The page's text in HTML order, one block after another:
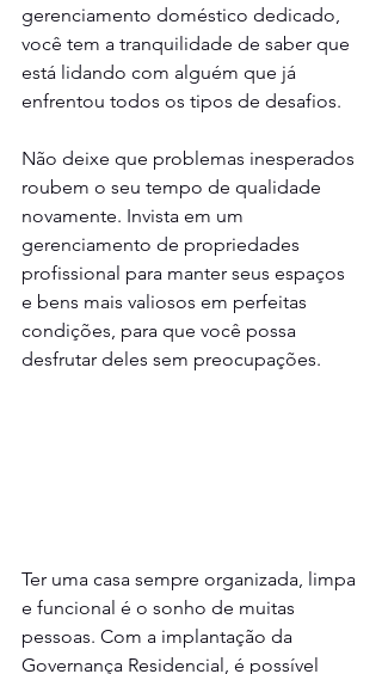
gerenciamento doméstico dedicado,
você tem a tranquilidade de saber que
está lidando com alguém que já
enfrentou todos os tipos de desafios.
Não deixe que problemas inesperados
roubem o seu tempo de qualidade
novamente. Invista em um
gerenciamento de propriedades
profissional para manter seus espaços
e bens mais valiosos em perfeitas
condições, para que você possa
desfrutar deles sem preocupações.
Ter uma casa sempre organizada, limpa
e funcional é o sonho de muitas
pessoas. Com a implantação da
Governança Residencial, é possível